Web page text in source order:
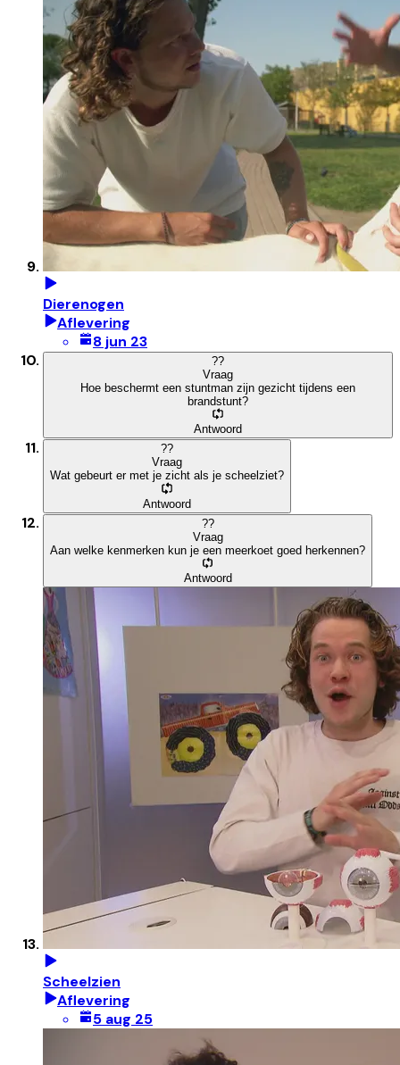
Dierenogen
Aflevering
8 jun 23
??
Vraag
Hoe beschermt een stuntman zijn gezicht tijdens een
brandstunt?
Antwoord
??
Vraag
Wat gebeurt er met je zicht als je scheelziet?
Antwoord
??
Vraag
Aan welke kenmerken kun je een meerkoet goed herkennen?
Antwoord
Scheelzien
Aflevering
5 aug 25